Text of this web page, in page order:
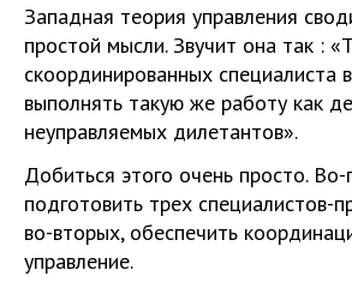
Западная теория управления
простой мысли. Звучит она так :
скоординированных специалиста
выполнять такую же работу как
неуправляемых дилетантов».
Добиться этого очень просто. Во-
подготовить трех специалистов-
во-вторых, обеспечить
управление.